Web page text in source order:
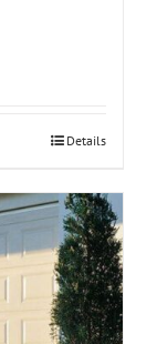
Details